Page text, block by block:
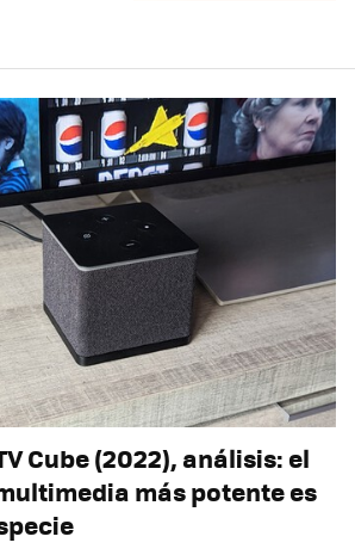
Cube (2022), análisis: el
más potente es